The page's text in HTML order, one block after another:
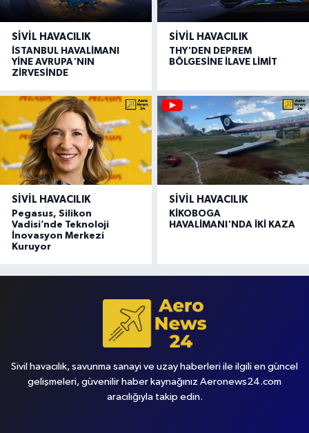
SIVIL HAVACILIK
İSTANBUL HAVALİMANI
YİNE AVRUPA'NIN
ZİRVESİNDE
SIVIL HAVACILIK
THY'DEN DEPREM
BÖLGESİNE İLAVE LİMİT
SIVIL HAVACILIK
Pegasus, Silikon
Vadisi’nde Teknoloji
İnovasyon Merkezi
Kuruyor
SIVIL HAVACILIK
KİKOBOGA
HAVALİMANI'NDA İKİ KAZA
Sivil havacılık, savunma sanayi ve uzay haberleri ile ilgili en güncel
gelişmeleri, güvenilir haber kaynağınız Aeronews24.com
aracılığıyla takip edin.